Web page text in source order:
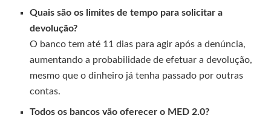
Quais são os limites de tempo para solicitar a
devolução?
O banco tem até 11 dias para agir após a denúncia,
aumentando a probabilidade de efetuar a devolução,
mesmo que o dinheiro já tenha passado por outras
contas.
Todos os bancos vão oferecer o MED 2.0?